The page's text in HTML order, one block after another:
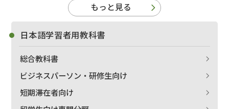
もっと見る
日本語学習者用教科書
総合教科書
ビジネスパーソン・研修生向け
短期滞在者向け